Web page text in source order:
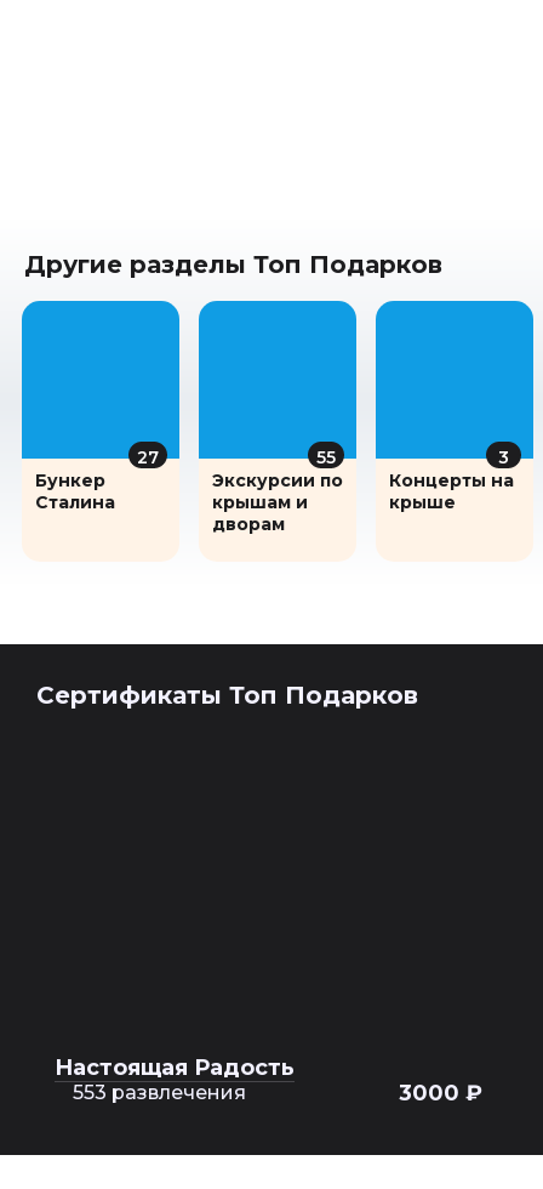
Другие разделы Топ Подарков
27
Бункер
Сталина
55
Экскурсии по
крышам и
дворам
3
Концерты на
крыше
Сертификаты Топ Подарков
Настоящая Радость
553 развлечения 3000 ₽